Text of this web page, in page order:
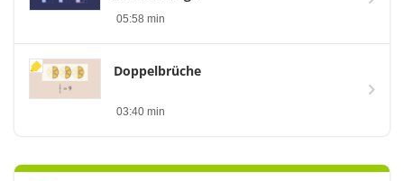
05:58 min
Doppelbrüche
03:40 min